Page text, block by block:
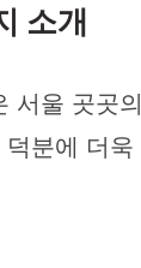
소개
서울 곳
분에 더